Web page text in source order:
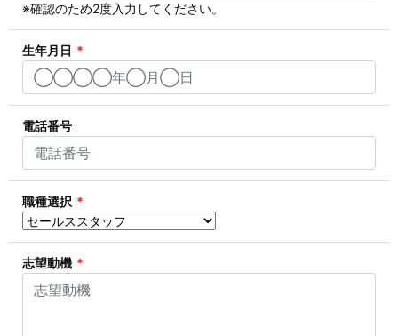
※確認のため2度入力してください。
生年月日 *
電話番号
職種選択 *
志望動機 *